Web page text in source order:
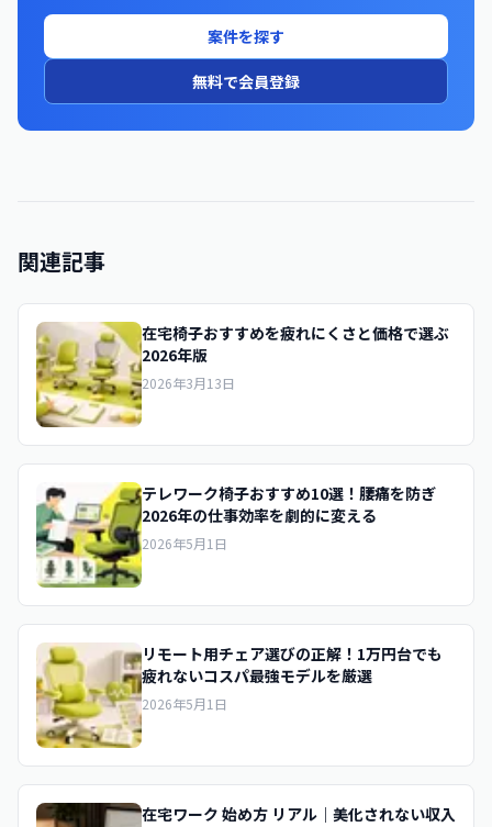
案件を探す
無料で会員登録
関連記事
在宅椅子おすすめを疲れにくさと価格で選ぶ
2026年版
2026年3月13日
テレワーク椅子おすすめ10選！腰痛を防ぎ
2026年の仕事効率を劇的に変える
2026年5月1日
リモート用チェア選びの正解！1万円台でも
疲れないコスパ最強モデルを厳選
2026年5月1日
在宅ワーク 始め方 リアル｜美化されない収入